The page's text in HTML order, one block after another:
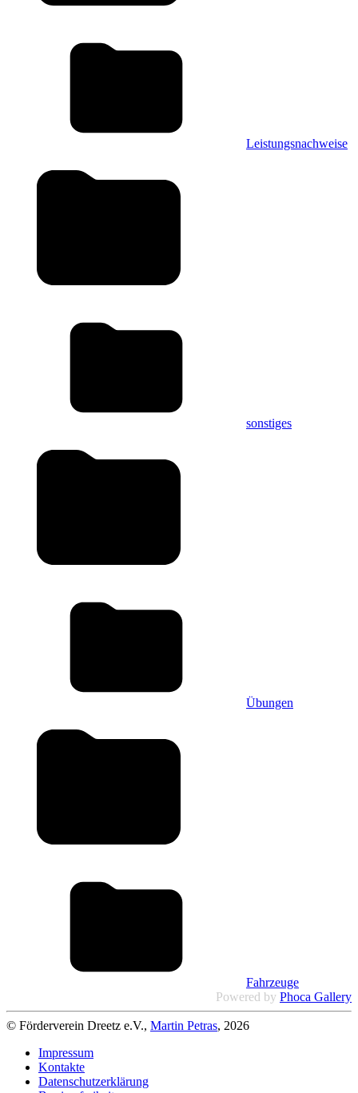
Leistungsnachweise
sonstiges
Übungen
Fahrzeuge
Powered by Phoca Gallery
© Förderverein Dreetz e.V., Martin Petras, 2026
Impressum
Kontakte
Datenschutzerklärung